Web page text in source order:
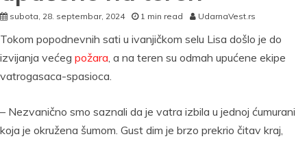
subota, 28. septembar, 2024 1 min read UdarnaVest.rs
Tokom popodnevnih sati u ivanjičkom selu Lisa došlo je do
izvijanja većeg požara, a na teren su odmah upućene ekipe
vatrogasaca-spasioca.
– Nezvanično smo saznali da je vatra izbila u jednoj ćumurani
koja je okružena šumom. Gust dim je brzo prekrio čitav kraj,